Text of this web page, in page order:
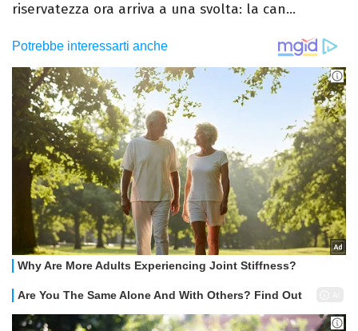
riservatezza ora arriva a una svolta: la can...